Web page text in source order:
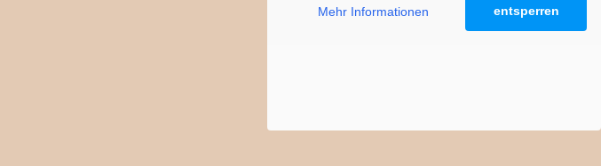
Mehr Informationen
entsperren